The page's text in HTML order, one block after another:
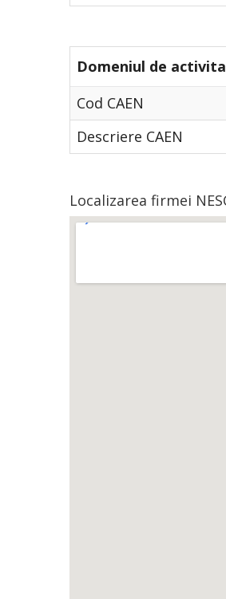
Domeniul de
Cod CAEN
Descriere CAEN
Localizarea firmei